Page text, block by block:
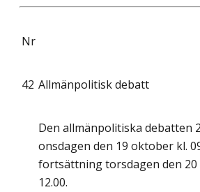
Nr
42 Allmänpolitisk debatt
Den allmänpolitiska debatten
onsdagen den 19 oktober kl.
fortsättning torsdagen den
12.00.